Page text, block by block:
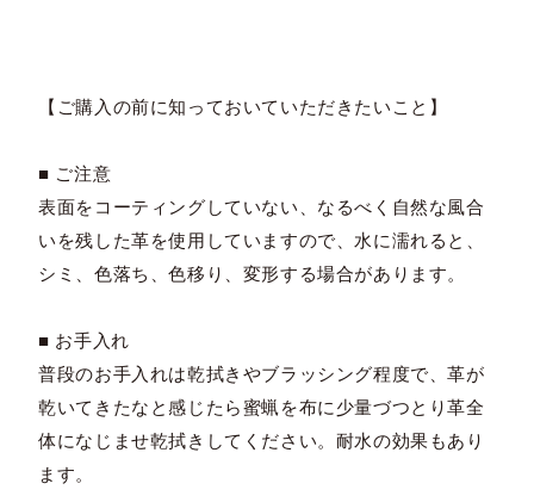
【ご購入の前に知っておいていただきたいこと】
■ ご注意
表面をコーティングしていない、なるべく自然な風合
いを残した革を使用していますので、水に濡れると、
シミ、色落ち、色移り、変形する場合があります。
■ お手入れ
普段のお手入れは乾拭きやブラッシング程度で、革が
乾いてきたなと感じたら蜜蝋を布に少量づつとり革全
体になじませ乾拭きしてください。耐水の効果もあり
ます。